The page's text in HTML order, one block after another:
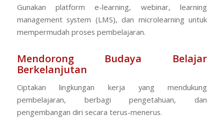
Gunakan platform e-learning, webinar, learning
management system (LMS), dan microlearning untuk
mempermudah proses pembelajaran.
Mendorong Budaya Belajar
Berkelanjutan
Ciptakan lingkungan kerja yang mendukung
pembelajaran, berbagi pengetahuan, dan
pengembangan diri secara terus-menerus.